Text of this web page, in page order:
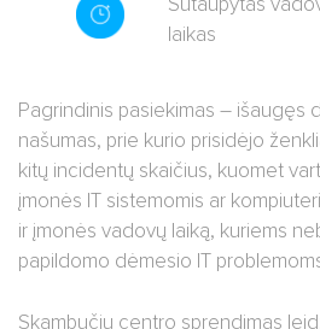
laikas
Pagrindinis pasiekimas – išaugęs
našumas, prie kurio prisidėjo
kitų incidentų skaičius, kuomet
įmonės IT sistemomis ar
ir įmonės vadovų laiką, kuriems
papildomo dėmesio IT
Skambučių centro sprendimas